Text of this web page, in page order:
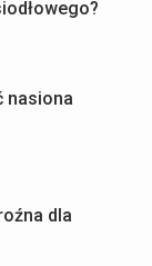
nasiona
dla